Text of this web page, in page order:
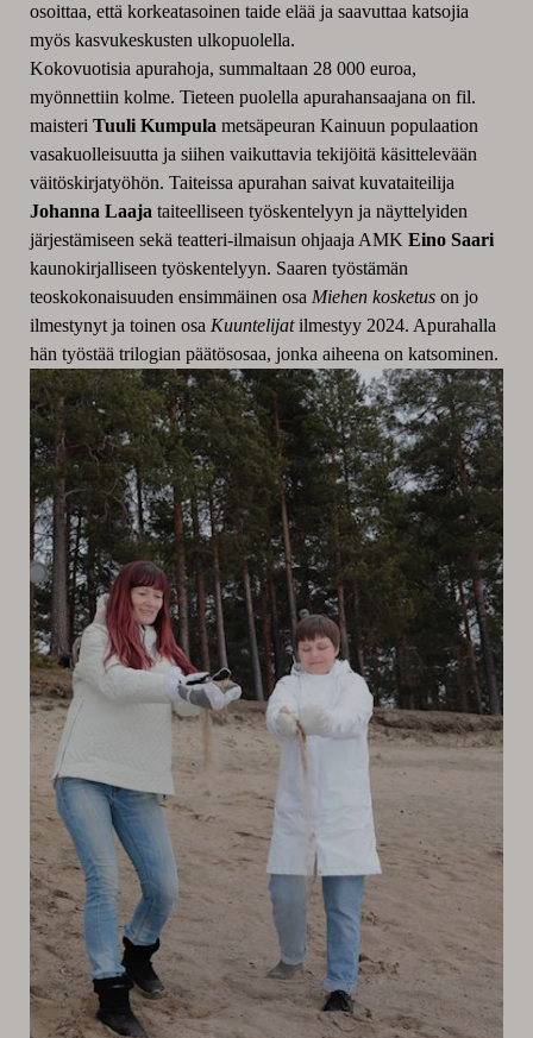
osoittaa, että korkeatasoinen taide elää ja saavuttaa katsojia
myös kasvukeskusten ulkopuolella.
Kokovuotisia apurahoja, summaltaan 28 000 euroa,
myönnettiin kolme. Tieteen puolella apurahansaajana on fil.
maisteri Tuuli Kumpula metsäpeuran Kainuun populaation
vasakuolleisuutta ja siihen vaikuttavia tekijöitä käsittelevään
väitöskirjatyöhön. Taiteissa apurahan saivat kuvataiteilija
Johanna Laaja taiteelliseen työskentelyyn ja näyttelyiden
järjestämiseen sekä teatteri-ilmaisun ohjaaja AMK Eino Saari
kaunokirjalliseen työskentelyyn. Saaren työstämän
teoskokonaisuuden ensimmäinen osa Miehen kosketus on jo
ilmestynyt ja toinen osa Kuuntelijatilmestyy 2024. Apurahalla
hän työstää trilogian päätösosaa, jonka aiheena on katsominen.